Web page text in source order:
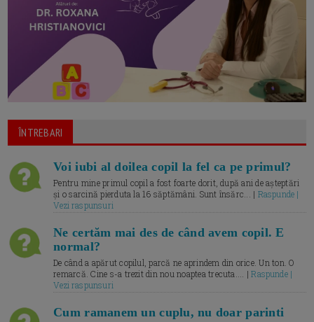
ÎNTREBARI
Voi iubi al doilea copil la fel ca pe primul?
Pentru mine primul copil a fost foarte dorit, după ani de așteptări
și o sarcină pierduta la 16 săptămâni. Sunt însărc... | Raspunde |
Vezi raspunsuri
Ne certăm mai des de când avem copil. E
normal?
De când a apărut copilul, parcă ne aprindem din orice. Un ton. O
remarcă. Cine s-a trezit din nou noaptea trecuta.... |Raspunde |
Vezi raspunsuri
Cum ramanem un cuplu, nu doar parinti